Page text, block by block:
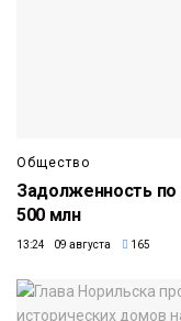
Общество
Задолженность по
500 млн
13:24 09 августа 165